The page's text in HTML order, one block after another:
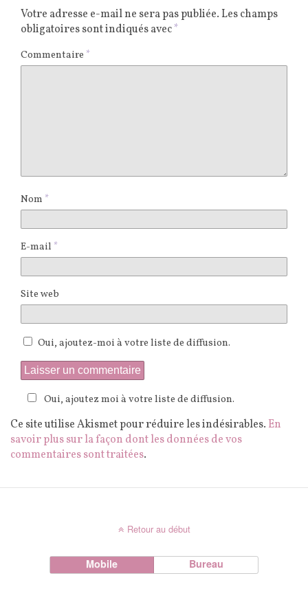
Votre adresse e-mail ne sera pas publiée.Les champs
obligatoires sont indiqués avec*
Commentaire *
Nom *
E-mail *
Site web
Oui, ajoutez-moi à votre liste de diffusion.
Oui, ajoutez moi à votre liste de diffusion.
Ce site utilise Akismet pour réduire les indésirables. En
savoir plus sur la façon dont les données de vos
commentaires sont traitées.
Retour au début
Mobile Bureau